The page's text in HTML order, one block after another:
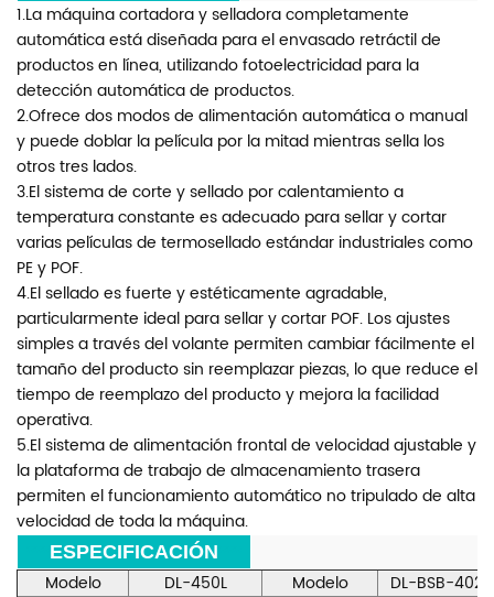
1.La máquina cortadora y selladora completamente
automática está diseñada para el envasado retráctil de
productos en línea, utilizando fotoelectricidad para la
detección automática de productos.
2.Ofrece dos modos de alimentación automática o manual
y puede doblar la película por la mitad mientras sella los
otros tres lados.
3.El sistema de corte y sellado por calentamiento a
temperatura constante es adecuado para sellar y cortar
varias películas de termosellado estándar industriales como
PE y POF.
4.El sellado es fuerte y estéticamente agradable,
particularmente ideal para sellar y cortar POF. Los ajustes
simples a través del volante permiten cambiar fácilmente el
tamaño del producto sin reemplazar piezas, lo que reduce el
tiempo de reemplazo del producto y mejora la facilidad
operativa.
5.El sistema de alimentación frontal de velocidad ajustable y
la plataforma de trabajo de almacenamiento trasera
permiten el funcionamiento automático no tripulado de alta
velocidad de toda la máquina.
ESPECIFICACIÓN
Modelo DL-450L Modelo
DL-BSB-4020